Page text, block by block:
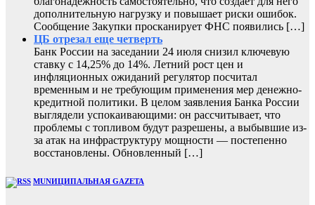
дополнительную нагрузку и повышает риски ошибок.
Сообщение Закупки просканирует ФНС появились […]
ЦБ отрезал еще четверть
Банк России на заседании 24 июля снизил ключевую
ставку с 14,25% до 14%. Летний рост цен и
инфляционных ожиданий регулятор посчитал
временным и не требующим применения мер денежно-
кредитной политики. В целом заявления Банка России
выглядели успокаивающими: он рассчитывает, что
проблемы с топливом будут разрешены, а выбывшие из-
за атак на инфраструктуру мощности — постепенно
восстановлены. Обновленный […]
MUNИЦИПАЛЬНАЯ GAZЕТА